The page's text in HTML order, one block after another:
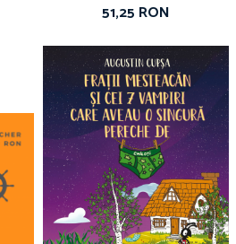
51,25 RON